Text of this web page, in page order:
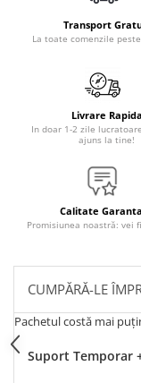
Transport
La toate comenzile
Livrare Rapida
In doar 1-2 zile
ajuns la tine!
Calitate
Promisiunea noastră: vei
CUMPĂRĂ-LE
Pachetul costă mai
Suport Temporar